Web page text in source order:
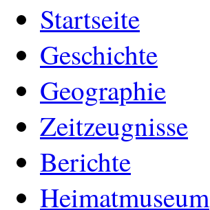
Startseite
Geschichte
Geographie
Zeitzeugnisse
Berichte
Heimatmuseum